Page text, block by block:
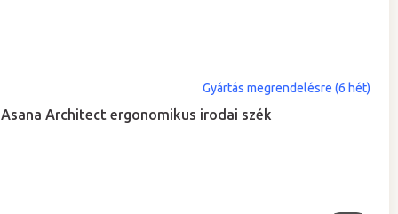
Asana Architect ergonomikus irodai szék
Gyártás megrendelésre (6 hét)